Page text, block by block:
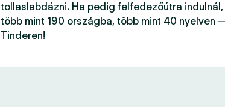
tollaslabdázni. Ha pedig felfedezőútra
több mint 190 országba, több mint 40 nyelven
Tinderen!